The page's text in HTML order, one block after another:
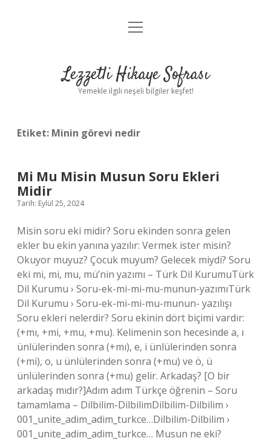
Anasayfa
Yasal Uyarı
menüyü
Lezzetli Hikaye Sofrası
Yemekle ilgili neşeli bilgiler keşfet!
Etiket: Minin görevi nedir
Mi Mu Misin Musun Soru Ekleri
Midir
Tarih: Eylül 25, 2024
Misin soru eki midir? Soru ekinden sonra gelen
ekler bu ekin yanına yazılır: Vermek ister misin?
Okuyor muyuz? Çocuk muyum? Gelecek miydi? Soru
eki mi, mi, mu, mü’nin yazımı – Türk Dil KurumuTürk
Dil Kurumu › Soru-ek-mi-mi-mu-munun-yazımıTürk
Dil Kurumu › Soru-ek-mi-mi-mu-munun- yazılışı
Soru ekleri nelerdir? Soru ekinin dört biçimi vardır:
(+mı, +mi, +mu, +mu). Kelimenin son hecesinde a, ı
ünlülerinden sonra (+mı), e, i ünlülerinden sonra
(+mi), o, u ünlülerinden sonra (+mu) ve ö, ü
ünlülerinden sonra (+mu) gelir. Arkadaş? [O bir
arkadaş mıdır?]Adım adım Türkçe öğrenin – Soru
tamamlama – Dilbilim-DilbilimDilbilim-Dilbilim ›
001_unite_adim_adim_turkce…Dilbilim-Dilbilim ›
001_unite_adim_adim_turkce… Musun ne eki?